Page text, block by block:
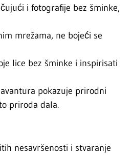
i fotografije bez šminke,
mrežama, ne bojeći se
lice bez šminke i inspirisati
pokazuje prirodni
priroda dala.
nesavršenosti i stvaranje